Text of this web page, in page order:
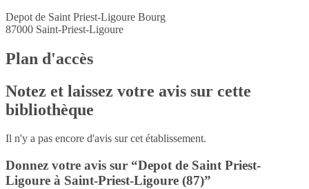
Depot de Saint Priest-Ligoure Bourg
87000 Saint-Priest-Ligoure
Plan d'accès
Notez et laissez votre avis sur cette
bibliothèque
Il n'y a pas encore d'avis sur cet établissement.
Donnez votre avis sur “Depot de Saint Priest-
Ligoure à Saint-Priest-Ligoure (87)”